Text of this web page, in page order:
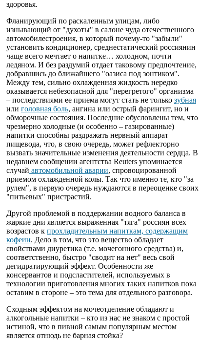
здоровья.
Фланирующий по раскаленным улицам, либо
изнывающий от "духоты" в салоне чуда отечественного
автомобилестроения, в который почему-то "забыли"
установить кондиционер, среднестатический россиянин
чаще всего мечтает о напитке… холодном, почти
ледяном. И без раздумий отдает таковому предпочтение,
добравшись до ближайшего "оазиса под зонтиком".
Между тем, сильно охлажденная жидкость нередко
оказывается небезопасной для "перегретого" организма
– последствиями ее приема могут стать не только зубная
или головная боль, ангина или острый фарингит, но и
обморочные состояния. Последние обусловлены тем, что
чрезмерно холодные (и особенно – газированные)
напитки способны раздражать нервный аппарат
пищевода, что, в свою очередь, может рефлекторно
вызвать значительные изменения деятельности сердца. В
недавнем сообщении агентства Reuters упоминается
случай автомобильной аварии, спровоцированной
приемом охлажденной колы. Так что именно те, кто "за
рулем", в первую очередь нуждаются в переоценке своих
"питьевых" пристрастий.
Другой проблемой в поддержании водного баланса в
жаркие дни является выраженная "тяга" россиян всех
возрастов к прохладительным напиткам, содержащим
кофеин. Дело в том, что это вещество обладает
свойствами диуретика (т.е. мочегонного средства) и,
соответственно, быстро "сводит на нет" весь свой
дегидратирующий эффект. Особенности же
консервантов и подсластителей, используемых в
технологии приготовления многих таких напитков пока
оставим в стороне – это тема для отдельного разговора.
Сходным эффектом на мочеотделение обладают и
алкогольные напитки – кто из нас не знаком с простой
истиной, что в пивной самым популярным местом
является отнюдь не барная стойка?